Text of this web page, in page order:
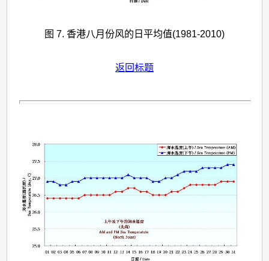
图 7. 香港八月份风的日平均值(1981-2010)
返回标题